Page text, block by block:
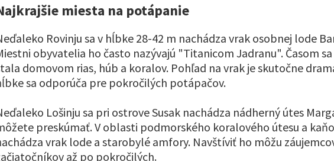
miesta na potápanie
Rovinju sa v hĺbke 28-42 m nachádza vrak osobnej lode
obyvatelia ho často nazývajú "Titanicom Jadranu". Časom
domovom rias, húb a koralov. Pohľad na vrak je skutočne
sa odporúča pre pokročilých potápačov.
Lošinju sa pri ostrove Susak nachádza nádherný útes
preskúmať. V oblasti podmorského koralového útesu a
vrak lode a starobylé amfory. Navštíviť ho môžu
až po pokročilých.